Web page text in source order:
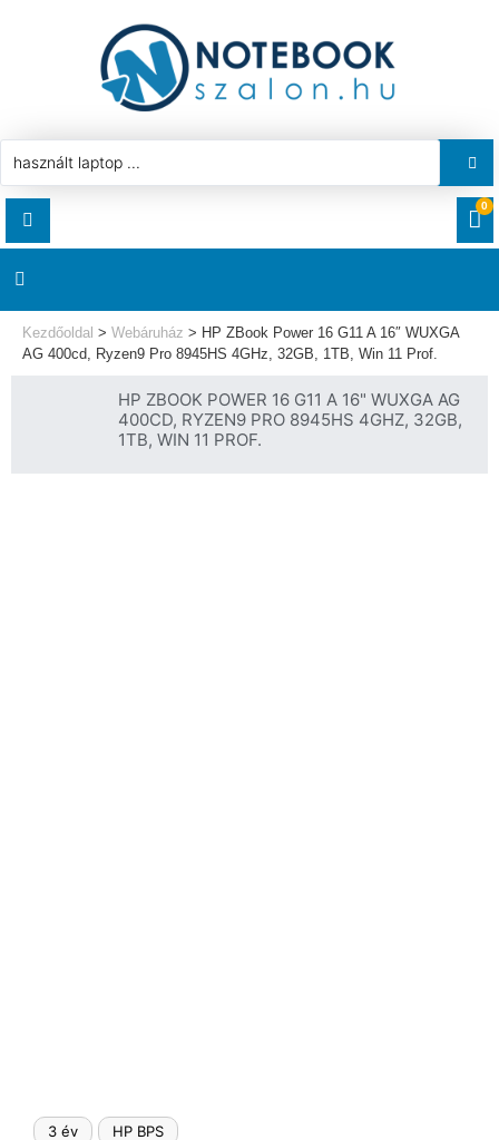
LETÖLTÉSEK
0
HASZNÁLT LAPTOP
AKCIÓ
KOMPONENS
Kezdőoldal > Webáruház > HP ZBook Power 16 G11 A 16″ WUXGA
AG 400cd, Ryzen9 Pro 8945HS 4GHz, 32GB, 1TB, Win 11 Prof.
HP ZBOOK POWER 16 G11 A 16" WUXGA AG
400CD, RYZEN9 PRO 8945HS 4GHZ, 32GB,
1TB, WIN 11 PROF.
3 év HP BPS